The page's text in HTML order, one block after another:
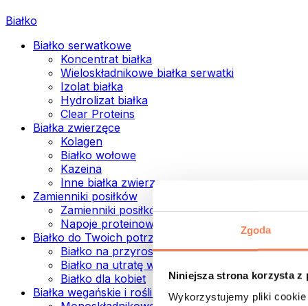
Zgoda
Niniejsza strona korzysta z
Wykorzystujemy pliki
Białko
Białko serwatkowe
Koncentrat białka
Wieloskładnikowe białka serwatki
Izolat białka
Hydrolizat białka
Clear Proteins
Białka zwierzęce
Kolagen
Białko wołowe
Kazeina
Inne białka zwierzęce
Zamienniki posiłków
Zamienniki posiłków w proszku
Napoje proteinowe ready to drink
Białko do Twoich potrzeb
Białko na przyrost mięśni
Białko na utratę wagi
Białko dla kobiet
Białka wegańskie i roślinne